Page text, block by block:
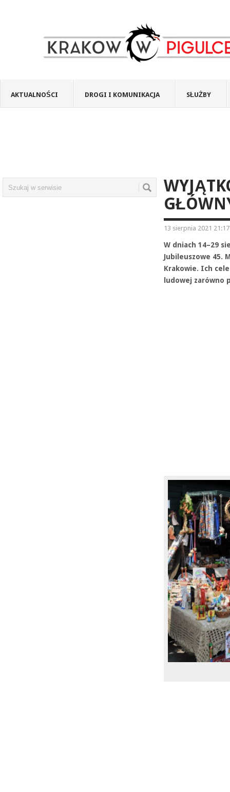
AKTUALNOŚCI DROGI I KOMUNIKACJA SŁUŻBY
13 sierpnia 2021 21:17
W dniach 14–29
Jubileuszowe 45.
Krakowie. Ich
ludowej zarówno